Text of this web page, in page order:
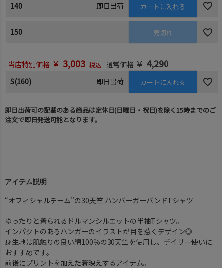
140 即日出荷 カートに入れる
150 売切れ
当店特別価格 ￥ 3,003 税込 通常価格 ￥ 4,290
S(160) 即日出荷 カートに入れる
即日出荷可の記載のある商品は定休日(日曜日・祝日)を除く15時までのご
注文で即日発送可能となります。
アイテム説明
“オフィシャルチーム”の30天竺 ハンバーガーバンドTシャツ
ゆったりと着られるドルマンシルエットの半袖Tシャツ。
インパクトのあるハンガーのイラストが目を惹くデザイン◎
身生地は肌触りの良い綿100％の30天竺を使用し、デイリー使いに
おすすめです。
前後にプリントを加えた着映えするアイテム。